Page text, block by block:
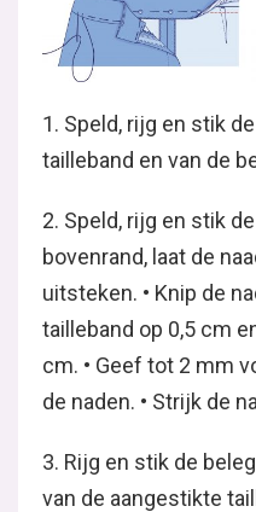
1. Speld, rijg en stik
tailleband en van de
2. Speld, rijg en stik
bovenrand, laat de
uitsteken. • Knip de
tailleband op 0,5 cm
cm. • Geef tot 2 mm
de naden. • Strijk de
3. Rijg en stik de
van de aangestikte